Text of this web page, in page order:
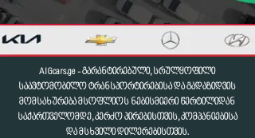
AIGcars.ge - გარანტირებული, სრულყოფილი
საავტომობილო ტრანსპორტირებისა და გადაზიდვის
მომსახურება მსოფლიოს ნებისმიერი წერტილიდან
საქართველომდე, კერძო პირებისთვის, კომპანიებისა
და მსხვილი დილერებისთვის.